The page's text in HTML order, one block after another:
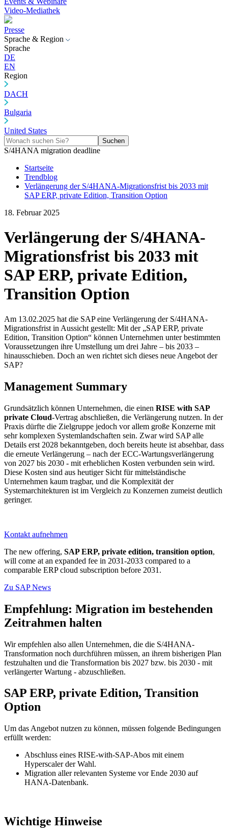
Video-Mediathek
Presse
Sprache & Region
Sprache
DE
EN
Region
DACH
Bulgaria
United States
Suchen
S/4HANA migration deadline
Startseite
Trendblog
Verlängerung der S/4HANA-Migrationsfrist bis 2033 mit
SAP ERP, private Edition, Transition Option
18. Februar 2025
Verlängerung der S/4HANA-
Migrationsfrist bis 2033 mit
SAP ERP, private Edition,
Transition Option
Am 13.02.2025 hat die SAP eine Verlängerung der S/4HANA-
Migrationsfrist in Aussicht gestellt: Mit der „SAP ERP, private
Edition, Transition Option“ können Unternehmen unter bestimmten
Voraussetzungen ihre Umstellung um drei Jahre – bis 2033 –
hinausschieben. Doch an wen richtet sich dieses neue Angebot der
SAP?
Management Summary
Grundsätzlich können Unternehmen, die einen RISE with SAP
private Cloud-Vertrag abschließen, die Verlängerung nutzen. In der
Praxis dürfte die Zielgruppe jedoch vor allem große Konzerne mit
sehr komplexen Systemlandschaften sein. Zwar wird SAP alle
Details erst 2028 bekanntgeben, doch bereits heute ist absehbar, dass
die erneute Verlängerung – nach der ECC-Wartungsverlängerung
von 2027 bis 2030 - mit erheblichen Kosten verbunden sein wird.
Diese Kosten sind aus heutiger Sicht für mittelständische
Unternehmen kaum tragbar, und die Komplexität der
Systemarchitekturen ist im Vergleich zu Konzernen zumeist deutlich
geringer.
Kontakt aufnehmen
The new offering, SAP ERP, private edition, transition option,
will come at an expanded fee in 2031-2033 compared to a
comparable ERP cloud subscription before 2031.
Zu SAP News
Empfehlung: Migration im bestehenden
Zeitrahmen halten
Wir empfehlen also allen Unternehmen, die die S/4HANA-
Transformation noch durchführen müssen, an ihrem bisherigen Plan
festzuhalten und die Transformation bis 2027 bzw. bis 2030 - mit
verlängerter Wartung - abzuschließen.
SAP ERP, private Edition, Transition
Option
Um das Angebot nutzen zu können, müssen folgende Bedingungen
erfüllt werden:
Abschluss eines RISE-with-SAP-Abos mit einem
Hyperscaler der Wahl.
Migration aller relevanten Systeme vor Ende 2030 auf
HANA-Datenbank.
Wichtige Hinweise